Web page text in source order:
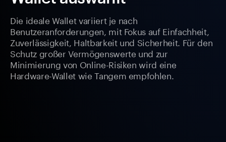
Die ideale Wallet variiert je nach
Benutzeranforderungen, mit Fokus auf Einfachheit,
Zuverlässigkeit, Haltbarkeit und Sicherheit. Für den
Schutz großer Vermögenswerte und zur
Minimierung von Online-Risiken wird eine
Hardware-Wallet wie Tangem empfohlen.